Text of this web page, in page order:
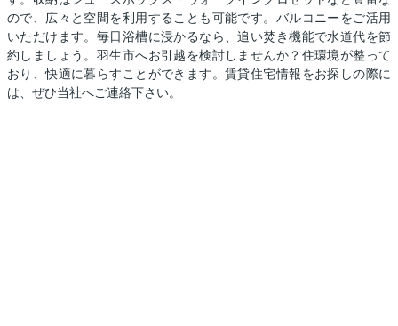
ので、広々と空間を利用することも可能です。バルコニーをご活用
いただけます。毎日浴槽に浸かるなら、追い焚き機能で水道代を節
約しましょう。羽生市へお引越を検討しませんか？住環境が整って
おり、快適に暮らすことができます。賃貸住宅情報をお探しの際に
は、ぜひ当社へご連絡下さい。